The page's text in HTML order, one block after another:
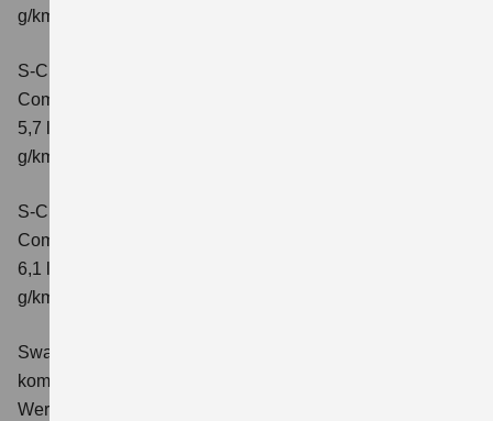
g/km; CO2-Klasse: D
S-Cross 1.4 BOOSTERJET HYBRID ALLGRIP
Comfort+
5,7 l/100 km; kombinierter Wert der CO2-Emission: 131
g/km; CO2-Klasse: D
S-Cross 1.4 BOOSTERJET HYBRID ALLGRIP AT
Comfort+
6,1 l/100 km; kombinierter Wert der CO2-Emission: 141
g/km; CO2-Klasse: E
Swace 1.8 HYBRID CVT Comfort+
kombinierter Energieverbrauch 4,5 l/100km; kombinierter
Wert der CO2-Emission: 102 g/km; CO2-Klasse: C.